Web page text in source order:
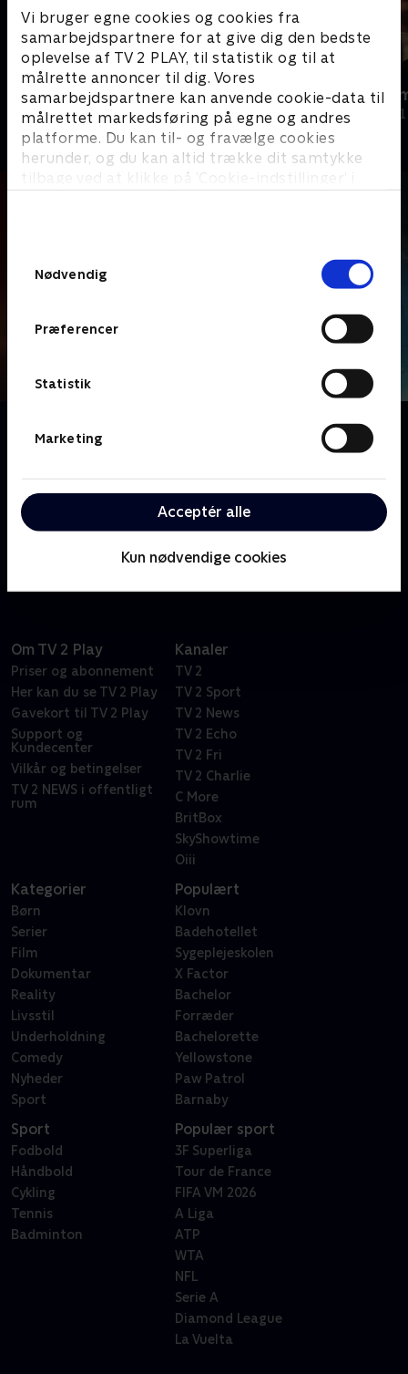
Vi bruger egne cookies og cookies fra
samarbejdspartnere for at give dig den bedste
oplevelse af TV 2 PLAY, til statistik og til at
målrette annoncer til dig. Vores
samarbejdspartnere kan anvende cookie-data til
målrettet markedsføring på egne og andres
platforme. Du kan til- og fravælge cookies
herunder, og du kan altid trække dit samtykke
tilbage ved at klikke på ’Cookie-indstillinger’ i
Nødvendig
Præferencer
Statistik
Marketing
Acceptér alle
Kun nødvendige cookies
Operation X
Dokumentar
Bortført
Dokumentar •
Lukasz Makala døde i 2021 efter en voldsom
gange med stave. Politiklagemyndigheden mente
ikke, at betjentene havde gjort noget strafbart. Nu
har en hemmelig kilde givet TV 2 adgang til sagen -
og nye oplysninger kommer frem.
Om TV 2 Play
Priser og abonnement
Her kan du se TV 2 Play
Gavekort til TV 2 Play
Support og
Kundecenter
Vilkår og betingelser
TV 2 NEWS i offentligt
rum
Kanaler
TV 2
TV 2 Sport
TV 2 News
TV 2 Echo
TV 2 Fri
TV 2 Charlie
C More
BritBox
SkyShowtime
Oiii
Kategorier
Børn
Serier
Film
Dokumentar
Reality
Livsstil
Underholdning
Comedy
Nyheder
Sport
Populært
Klovn
Badehotellet
Sygeplejeskolen
X Factor
Bachelor
Forræder
Bachelorette
Yellowstone
Paw Patrol
Barnaby
Sport
Fodbold
Håndbold
Cykling
Tennis
Badminton
Populær sport
3F Superliga
Tour de France
FIFA VM 2026
A Liga
ATP
WTA
NFL
Serie A
Diamond League
La Vuelta